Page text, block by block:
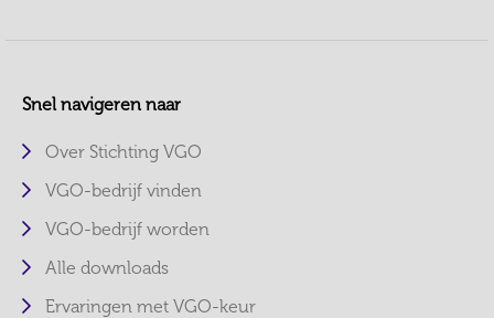
Snel navigeren naar
Over Stichting VGO
VGO-bedrijf vinden
VGO-bedrijf worden
Alle downloads
Ervaringen met VGO-keur